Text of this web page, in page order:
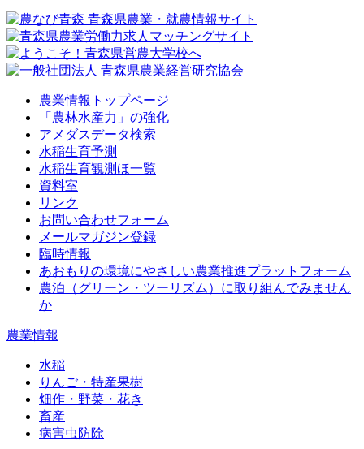
農業情報トップページ
「農林水産力」の強化
アメダスデータ検索
水稲生育予測
水稲生育観測ほ一覧
資料室
リンク
お問い合わせフォーム
メールマガジン登録
臨時情報
あおもりの環境にやさしい農業推進プラットフォーム
農泊（グリーン・ツーリズム）に取り組んでみません
か
農業情報
水稲
りんご・特産果樹
畑作・野菜・花き
畜産
病害虫防除